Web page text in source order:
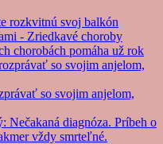
rozkvitnú svoj balkón
- Zriedkavé choroby
chorobách pomáha už rok
so svojim anjelom,
so svojim anjelom,
Nečakaná diagnóza. Príbeh o
vždy smrteľné.